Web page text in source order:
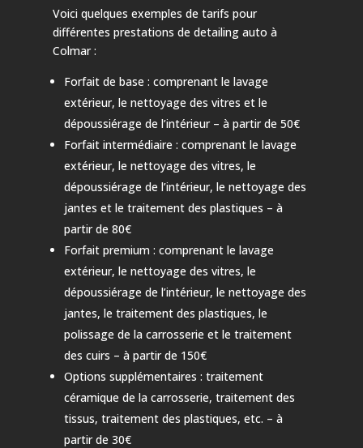
Voici quelques exemples de tarifs pour
différentes prestations de detailing auto à
Colmar :
Forfait de base : comprenant le lavage
extérieur, le nettoyage des vitres et le
dépoussiérage de l’intérieur – à partir de 50€
Forfait intermédiaire : comprenant le lavage
extérieur, le nettoyage des vitres, le
dépoussiérage de l’intérieur, le nettoyage des
jantes et le traitement des plastiques – à
partir de 80€
Forfait premium : comprenant le lavage
extérieur, le nettoyage des vitres, le
dépoussiérage de l’intérieur, le nettoyage des
jantes, le traitement des plastiques, le
polissage de la carrosserie et le traitement
des cuirs – à partir de 150€
Options supplémentaires : traitement
céramique de la carrosserie, traitement des
tissus, traitement des plastiques, etc. – à
partir de 30€